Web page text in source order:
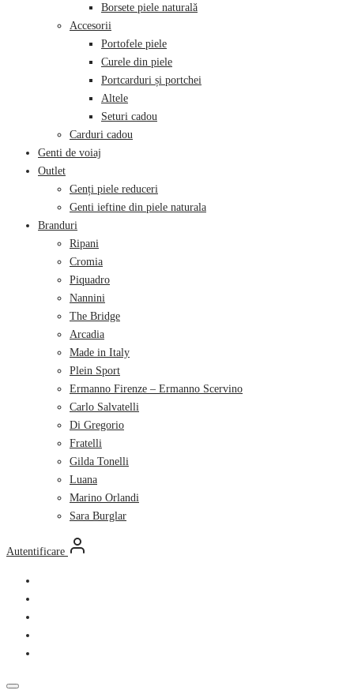
Borsete piele naturală
Accesorii
Portofele piele
Curele din piele
Portcarduri și portchei
Altele
Seturi cadou
Carduri cadou
Genti de voiaj
Outlet
Genți piele reduceri
Genti ieftine din piele naturala
Branduri
Ripani
Cromia
Piquadro
Nannini
The Bridge
Arcadia
Made in Italy
Plein Sport
Ermanno Firenze – Ermanno Scervino
Carlo Salvatelli
Di Gregorio
Fratelli
Gilda Tonelli
Luana
Marino Orlandi
Sara Burglar
Autentificare